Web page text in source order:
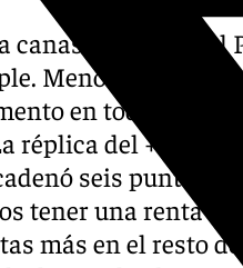
canasta fue para
Menos de 30
en todo el
réplica del +3 fue
seis puntos
tener una renta
más en el resto